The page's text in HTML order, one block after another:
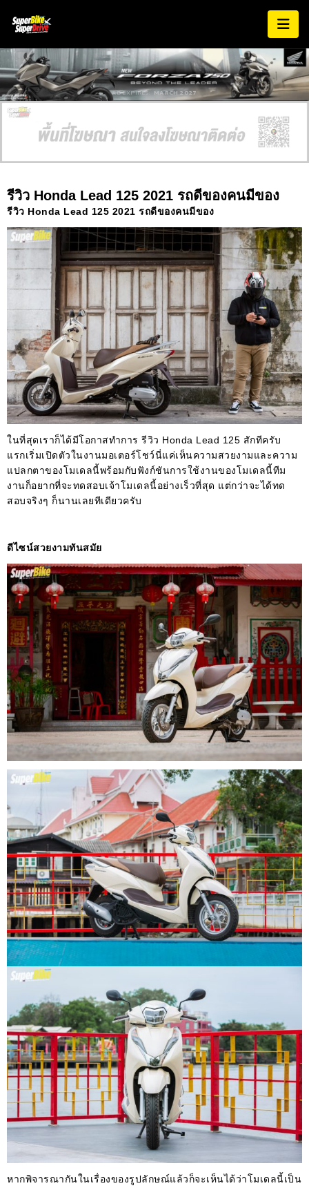
AD EXPIRES: MARCH 2027
รีวิว Honda Lead 125 2021 รถดีของคนมีของ
รีวิว Honda Lead 125 2021 รถดีของคนมีของ
ในที่สุดเราก็ได้มีโอกาสทำการ รีวิว Honda Lead 125 สักทีครับ
แรกเริ่มเปิดตัวในงานมอเตอร์โชว์นี่แค่เห็นความสวยงามและความ
แปลกตาของโมเดลนี้พร้อมกับฟังก์ชันการใช้งานของโมเดลนี้ทีม
งานก็อยากที่จะทดสอบเจ้าโมเดลนี้อย่างเร็วที่สุด แต่กว่าจะได้ทด
สอบจริงๆ ก็นานเลยทีเดียวครับ
ดีไซน์สวยงามทันสมัย
หากพิจารณากันในเรื่องของรูปลักษณ์แล้วก็จะเห็นได้ว่าโมเดลนี้เป็น